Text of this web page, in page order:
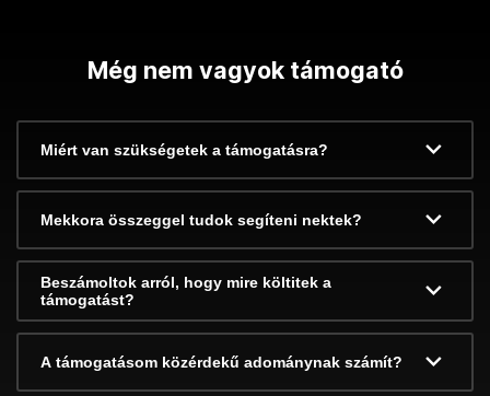
Még nem vagyok támogató
Miért van szükségetek a támogatásra?
Mekkora összeggel tudok segíteni nektek?
Beszámoltok arról, hogy mire költitek a
támogatást?
A támogatásom közérdekű adománynak számít?